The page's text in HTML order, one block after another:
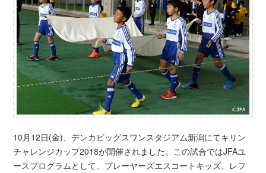
10月12日(金)、デンカビッグスワンスタジアム新潟にてキリン
チャレンジカップ2018が開催されました。この試合ではJFAユ
ースプログラムとして、プレーヤーズエスコートキッズ、レフ